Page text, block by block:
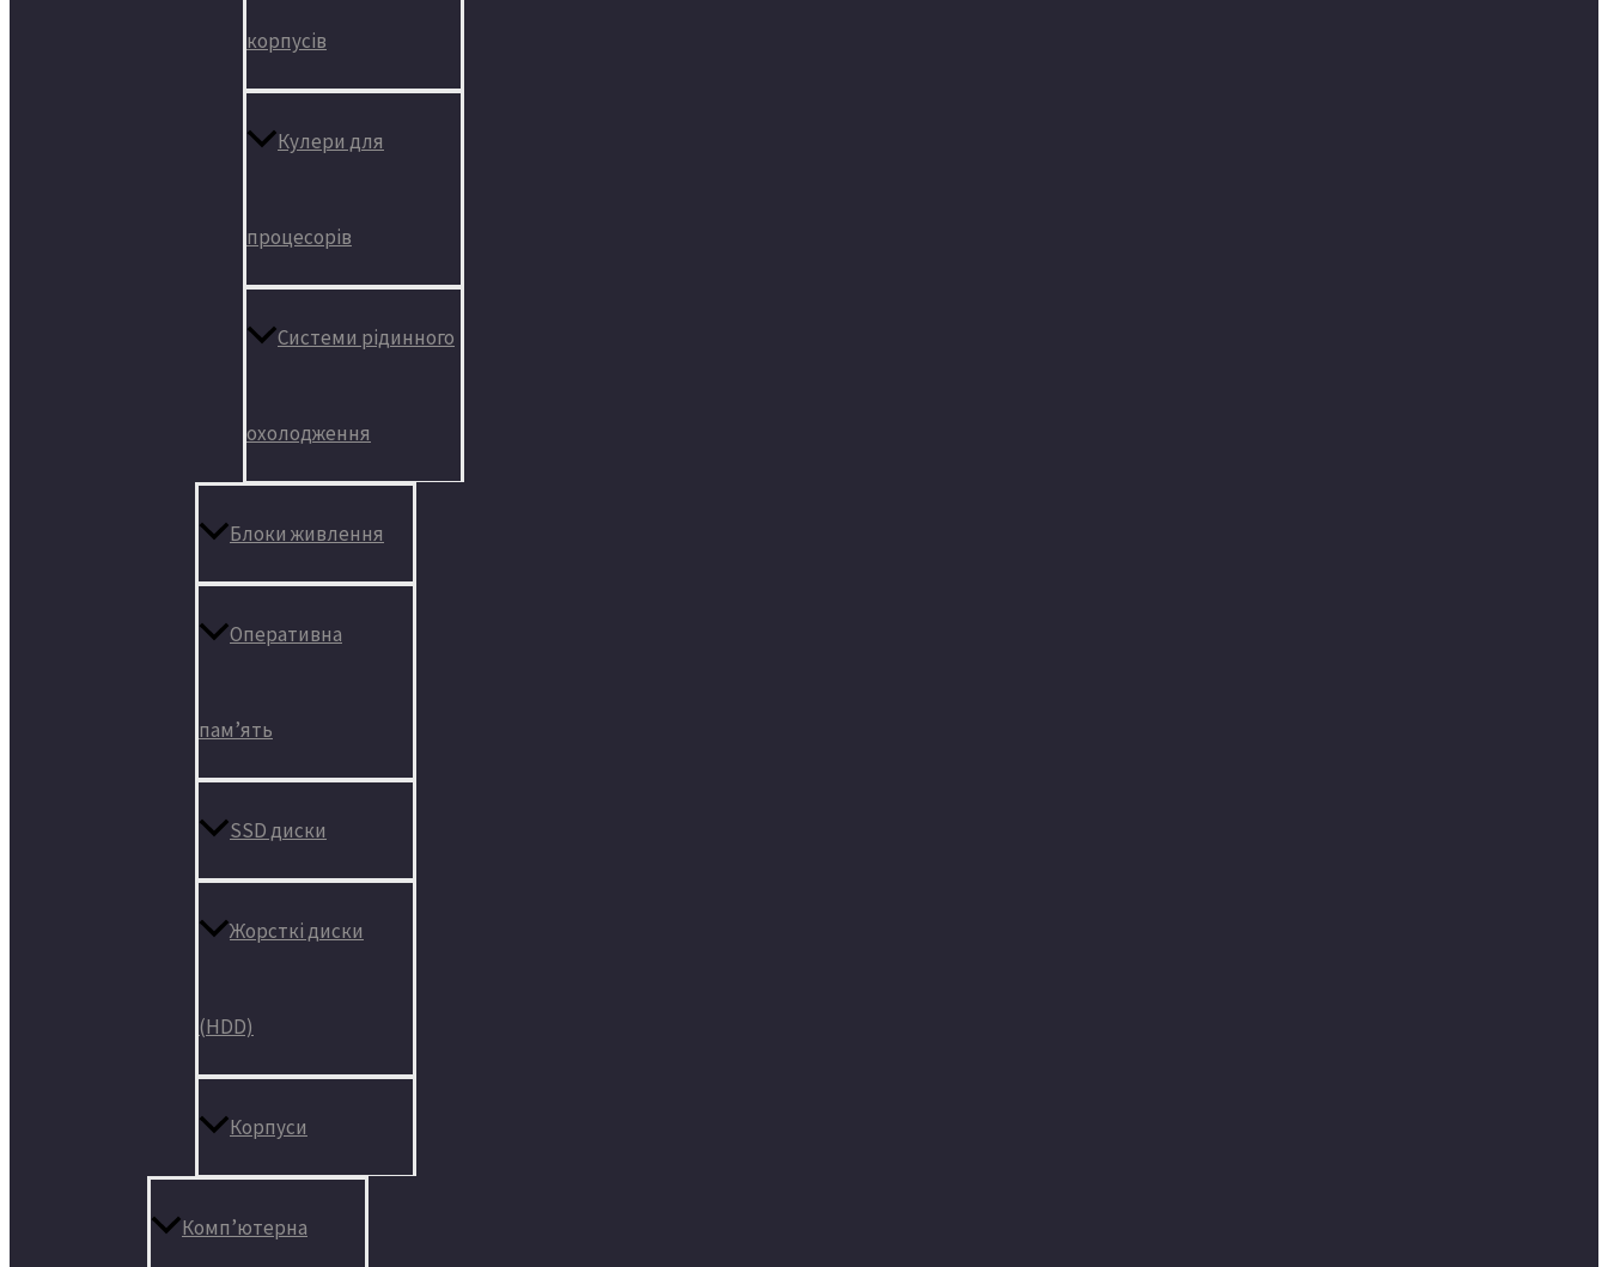
корпусів
Кулери для
процесорів
Системи рідинного
охолодження
Блоки живлення
Оперативна
пам’ять
SSD диски
Жорсткі диски
(HDD)
Корпуси
Комп’ютерна